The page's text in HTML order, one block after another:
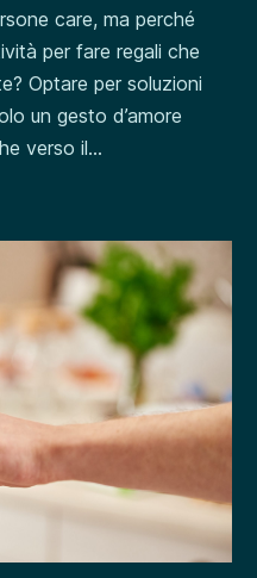
care, ma perché
per fare regali che
Optare per soluzioni
un gesto d’amore
verso il...